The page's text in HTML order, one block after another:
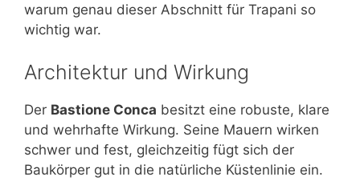
warum genau dieser Abschnitt für Trapani so
wichtig war.
Architektur und Wirkung
Der Bastione Conca besitzt eine robuste, klare
und wehrhafte Wirkung. Seine Mauern wirken
schwer und fest, gleichzeitig fügt sich der
Baukörper gut in die natürliche Küstenlinie ein.